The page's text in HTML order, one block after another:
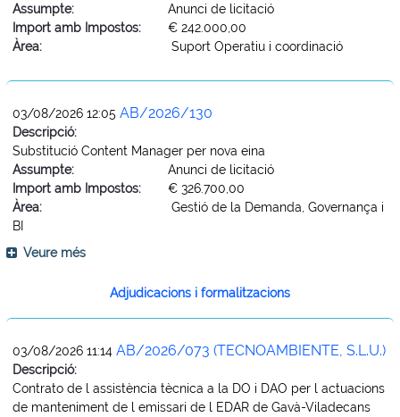
Assumpte:
Anunci de licitació
Import amb Impostos:
€ 242.000,00
Àrea:
Suport Operatiu i coordinació
03/08/2026 12:05 AB/2026/130
Descripció:
Substitució Content Manager per nova eina
Assumpte:
Anunci de licitació
Import amb Impostos:
€ 326.700,00
Àrea:
Gestió de la Demanda, Governança i
BI
Veure més
Adjudicacions i formalitzacions
03/08/2026 11:14 AB/2026/073 (TECNOAMBIENTE, S.L.U.)
Descripció:
Contrato de l assistència tècnica a la DO i DAO per l actuacions
de manteniment de l emissari de l EDAR de Gavà-Viladecans